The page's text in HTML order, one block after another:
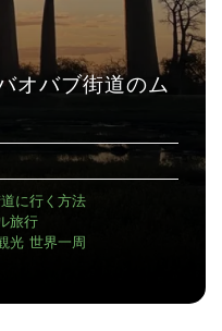
オバブ街道のム
に行く方法
旅行
光 世界一周